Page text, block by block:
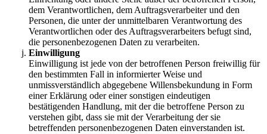
dem Verantwortlichen, dem Auftragsverarbeiter und den
Personen, die unter der unmittelbaren Verantwortung des
Verantwortlichen oder des Auftragsverarbeiters befugt sind,
die personenbezogenen Daten zu verarbeiten.
Einwilligung
Einwilligung ist jede von der betroffenen Person freiwillig für
den bestimmten Fall in informierter Weise und
unmissverständlich abgegebene Willensbekundung in Form
einer Erklärung oder einer sonstigen eindeutigen
bestätigenden Handlung, mit der die betroffene Person zu
verstehen gibt, dass sie mit der Verarbeitung der sie
betreffenden personenbezogenen Daten einverstanden ist.